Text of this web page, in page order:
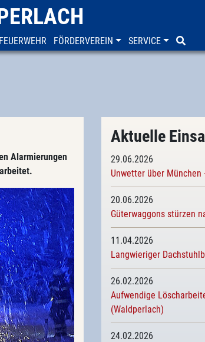
FÖRDERVEREIN SERVICE
Alarmierungen
Aktuelle
29.06.2026
Unwetter über
20.06.2026
Güterwaggons stürzen
11.04.2026
Langwieriger
26.02.2026
Aufwendige
(Waldperlach)
24.02.2026